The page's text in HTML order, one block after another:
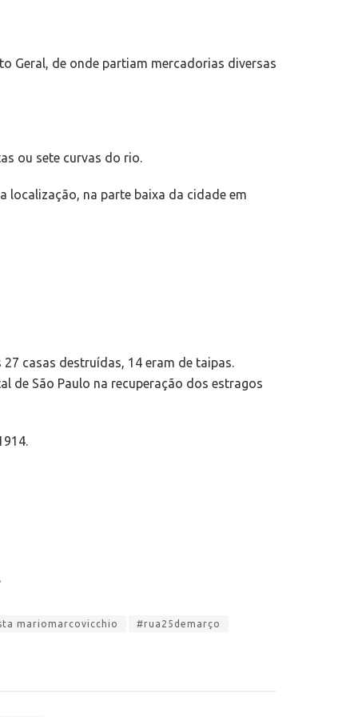
Geral, de onde partiam mercadorias diversas
ou sete curvas do rio.
localização, na parte baixa da cidade em
casas destruídas, 14 eram de taipas.
de São Paulo na recuperação dos estragos
mariomarcovicchio #rua25demarço